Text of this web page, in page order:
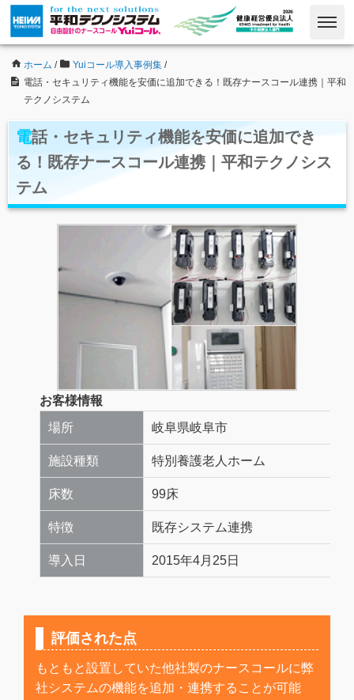
ホーム / Yuiコール導入事例集 /
電話・セキュリティ機能を安価に追加できる！既存ナースコール連携｜平和
テクノシステム
電話・セキュリティ機能を安価に追加でき
る！既存ナースコール連携｜平和テクノシス
テム
お客様情報
場所
岐阜県岐阜市
施設種類 特別養護老人ホーム
床数 99床
特徴 既存システム連携
導入日 2015年4月25日
評価された点
もともと設置していた他社製のナースコールに弊
社システムの機能を追加・連携することが可能